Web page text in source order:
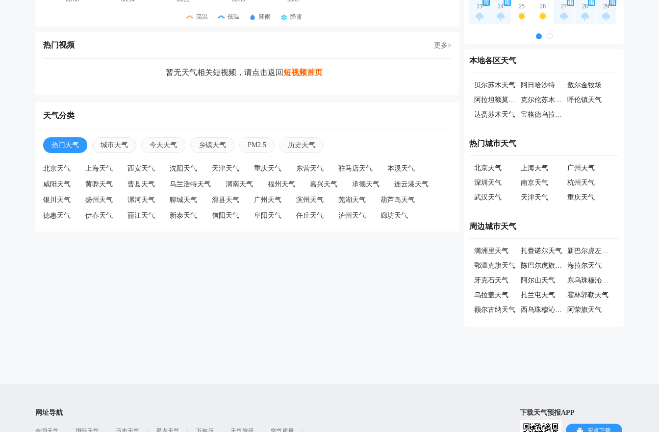
高温 低温 降雨 降雪
热门视频 更多>
暂无天气相关短视频，请点击返回短视频首页
天气分类
热门天气 城市天气 今天天气 乡镇天气 PM2.5 历史天气
北京天气 上海天气 西安天气 沈阳天气 天津天气 重庆天气 东营天气 驻马店天气 本溪天气
咸阳天气 黄骅天气 曹县天气 乌兰浩特天气 渭南天气 福州天气 嘉兴天气 承德天气 连云港天气
银川天气 扬州天气 漯河天气 聊城天气 滑县天气 广州天气 滨州天气 芜湖天气 葫芦岛天气
德惠天气 伊春天气 丽江天气 新泰天气 信阳天气 阜阳天气 任丘天气 泸州天气 廊坊天气
23 24 25 26 27 28 29
本地各区天气
贝尔苏木天气 阿日哈沙特镇天气
敖尔金牧场天气
阿拉坦额莫勒镇天气
克尔伦苏木天气
呼伦镇天气
达赉苏木天气
宝格德乌拉苏木天气
热门城市天气
北京天气 上海天气
广州天气
深圳天气
南京天气
杭州天气
武汉天气
天津天气 重庆天气
周边城市天气
满洲里天气 扎赉诺尔天气
新巴尔虎左旗天气
鄂温克旗天气
陈巴尔虎旗天气
海拉尔天气
牙克石天气
阿尔山天气
东乌珠穆沁旗天气
乌拉盖天气
扎兰屯天气
霍林郭勒天气
额尔古纳天气
西乌珠穆沁旗天气 阿荣旗天气
网址导航 下载天气预报APP
安卓下载